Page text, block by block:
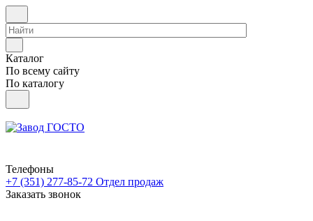
Каталог
По всему сайту
По каталогу
Телефоны
+7 (351) 277-85-72 Отдел продаж
Заказать звонок